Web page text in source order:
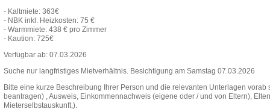
- Kaltmiete: 363€
- NBK inkl. Heizkosten: 75 €
- Warmmiete: 438 € pro Zimmer
- Kaution: 725€
Verfügbar ab: 07.03.2026
Suche nur langfristiges Mietverhältnis. Besichtigung am Samstag 07.03.2026
Bitte eine kurze Beschreibung Ihrer Person und die relevanten Unterlagen vorab
beantragen) , Ausweis, Einkommennachweis (eigene oder / und von Eltern),
Mieterselbstauskunft,).